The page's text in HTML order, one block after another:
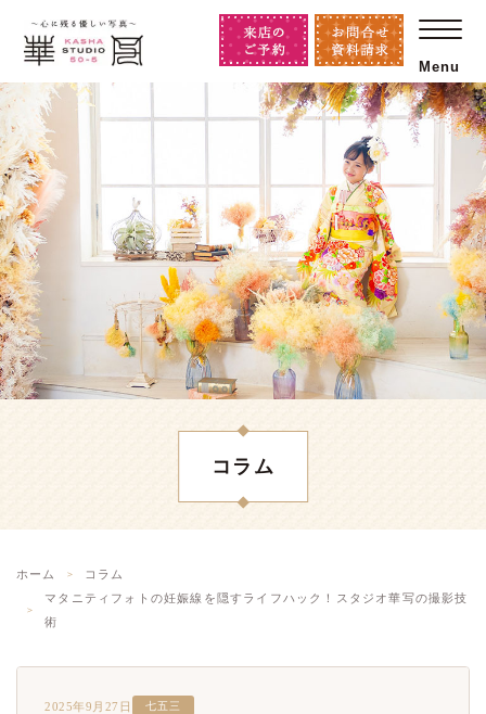
Menu
コラム
ホーム
コラム
マタニティフォトの妊娠線を隠すライフハック！スタジオ華写の撮影技
術
2025年9月27日 七五三